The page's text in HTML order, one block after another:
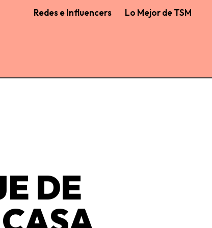
Redes e Influencers Lo Mejor de TSM
DE